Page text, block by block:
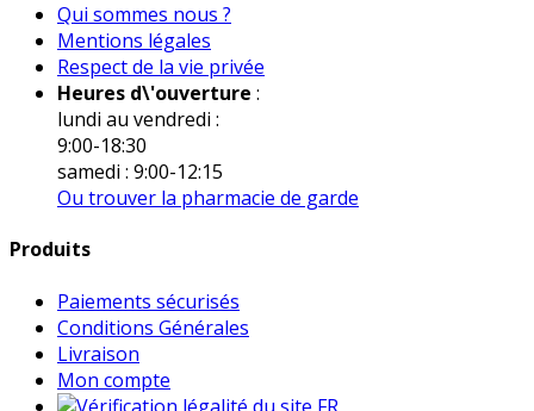
Qui sommes nous ?
Mentions légales
Respect de la vie privée
Heures d\'ouverture :
lundi au vendredi :
9:00-18:30
samedi : 9:00-12:15
Ou trouver la pharmacie de garde
Produits
Paiements sécurisés
Conditions Générales
Livraison
Mon compte